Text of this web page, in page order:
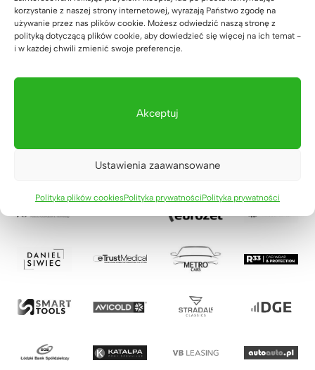
korzystanie z naszej strony internetowej, wyrażają Państwo zgodę na
używanie przez nas plików cookie. Możesz odwiedzić naszą stronę z
polityką dotyczącą plików cookie, aby dowiedzieć się więcej na ich temat -
i w każdej chwili zmienić swoje preferencje.
Akceptuj
Ustawienia zaawansowane
Polityka plików cookiesPolityka prywatnościPolityka prywatności